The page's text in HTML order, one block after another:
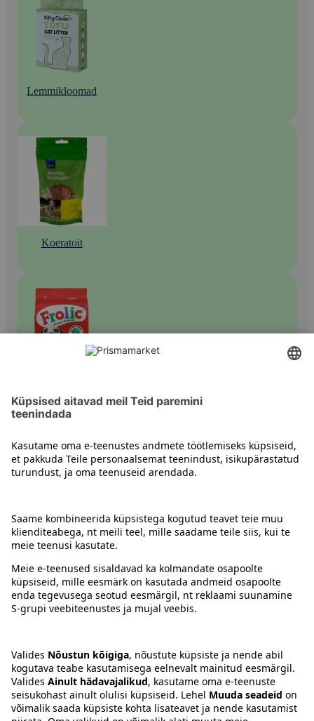
Lemmikloomad
Koeratoit
Kuiv koeratoit
Juhised
Tingimused
Keel:ETENRU